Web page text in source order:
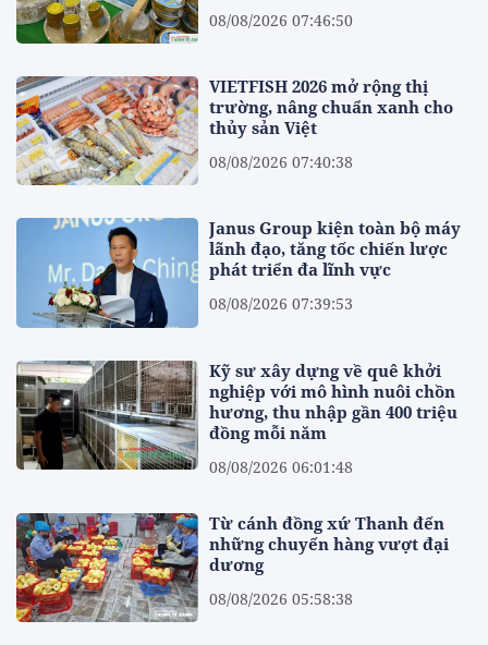
08/08/2026 07:46:50
VIETFISH 2026 mở rộng thị
trường, nâng chuẩn xanh cho
thủy sản Việt
08/08/2026 07:40:38
Janus Group kiện toàn bộ máy
lãnh đạo, tăng tốc chiến lược
phát triển đa lĩnh vực
08/08/2026 07:39:53
Kỹ sư xây dựng về quê khởi
nghiệp với mô hình nuôi chồn
hương, thu nhập gần 400 triệu
đồng mỗi năm
08/08/2026 06:01:48
Từ cánh đồng xứ Thanh đến
những chuyến hàng vượt đại
dương
08/08/2026 05:58:38